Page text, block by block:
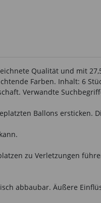
Qualität und mit
Farben. Inhalt: 6
Verwandte
Ballons
zu Verletzungen
abbaubar. Äußere